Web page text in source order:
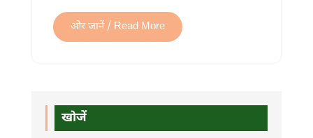
और जानें / Read More
खोजें